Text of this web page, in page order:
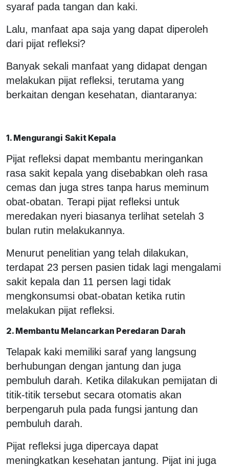
syaraf pada tangan dan kaki.
Lalu, manfaat apa saja yang dapat diperoleh
dari pijat refleksi?
Banyak sekali manfaat yang didapat dengan
melakukan pijat refleksi, terutama yang
berkaitan dengan kesehatan, diantaranya:
1. Mengurangi Sakit Kepala
Pijat refleksi dapat membantu meringankan
rasa sakit kepala yang disebabkan oleh rasa
cemas dan juga stres tanpa harus meminum
obat-obatan. Terapi pijat refleksi untuk
meredakan nyeri biasanya terlihat setelah 3
bulan rutin melakukannya.
Menurut penelitian yang telah dilakukan,
terdapat 23 persen pasien tidak lagi mengalami
sakit kepala dan 11 persen lagi tidak
mengkonsumsi obat-obatan ketika rutin
melakukan pijat refleksi.
2. Membantu Melancarkan Peredaran Darah
Telapak kaki memiliki saraf yang langsung
berhubungan dengan jantung dan juga
pembuluh darah. Ketika dilakukan pemijatan di
titik-titik tersebut secara otomatis akan
berpengaruh pula pada fungsi jantung dan
pembuluh darah.
Pijat refleksi juga dipercaya dapat
meningkatkan kesehatan jantung. Pijat ini juga